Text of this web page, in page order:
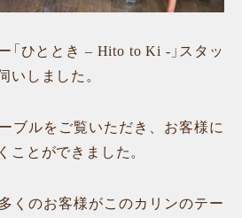
「ひととき – Hito to Ki -」スタッ
いしました。
ブルをご覧いただき、お客様に
ことができました。
くのお客様がこのカリンのテー